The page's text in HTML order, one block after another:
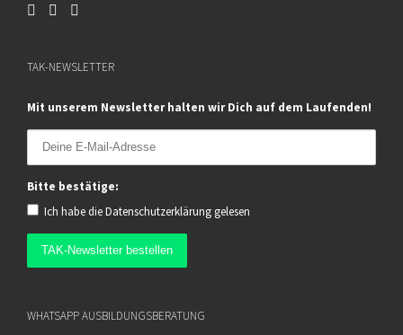
TAK-NEWSLETTER
Mit unserem Newsletter halten wir Dich auf dem Laufenden!
Bitte bestätige:
Ich habe dieDatenschutzerklärung gelesen
WHATSAPP AUSBILDUNGSBERATUNG